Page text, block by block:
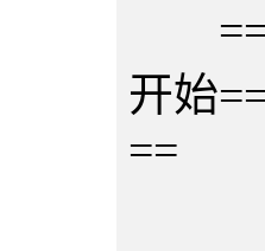
开始
==